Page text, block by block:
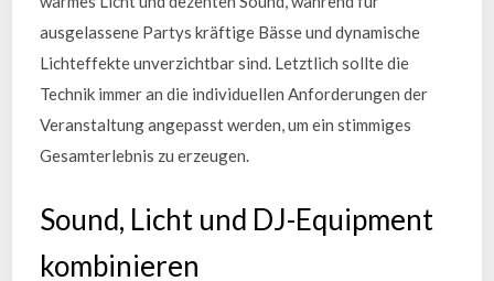
ausgelassene Partys kräftige Bässe und dynamische
Lichteffekte unverzichtbar sind. Letztlich sollte die
Technik immer an die individuellen Anforderungen der
Veranstaltung angepasst werden, um ein stimmiges
Gesamterlebnis zu erzeugen.
Sound, Licht und DJ-Equipment
kombinieren